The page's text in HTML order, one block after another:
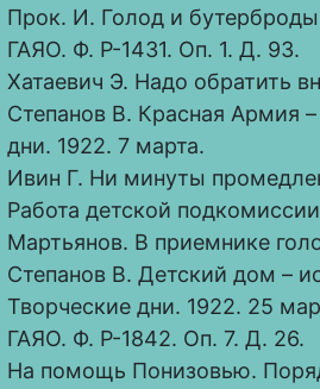
Прок. И. Голод и бутерброды
ГАЯО. Ф. Р-1431. Оп. 1. Д. 93.
Хатаевич Э. Надо обратить
Степанов В. Красная Армия
дни. 1922. 7 марта.
Ивин Г. Ни минуты
Работа детской
Мартьянов. В приемнике
Степанов В. Детский дом –
Творческие дни. 1922. 25
ГАЯО. Ф. Р-1842. Оп. 7. Д. 26.
На помощь Понизовью.